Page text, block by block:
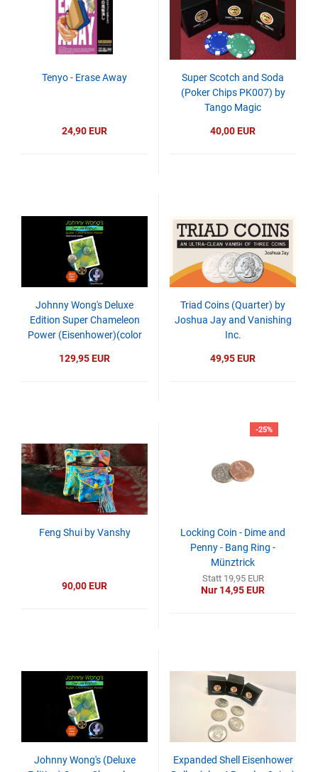
Tenyo - Erase Away
24,90 EUR
Super Scotch and Soda
(Poker Chips PK007) by
Tango Magic
40,00 EUR
Johnny Wong's Deluxe
Edition Super Chameleon
Power (Eisenhower)(color
129,95 EUR
Triad Coins (Quarter) by
Joshua Jay and Vanishing
Inc.
49,95 EUR
Feng Shui by Vanshy
90,00 EUR
-25%
Locking Coin - Dime and
Penny - Bang Ring -
Münztrick
Statt 19,95 EUR
Nur 14,95 EUR
Johnny Wong's (Deluxe
Expanded Shell Eisenhower